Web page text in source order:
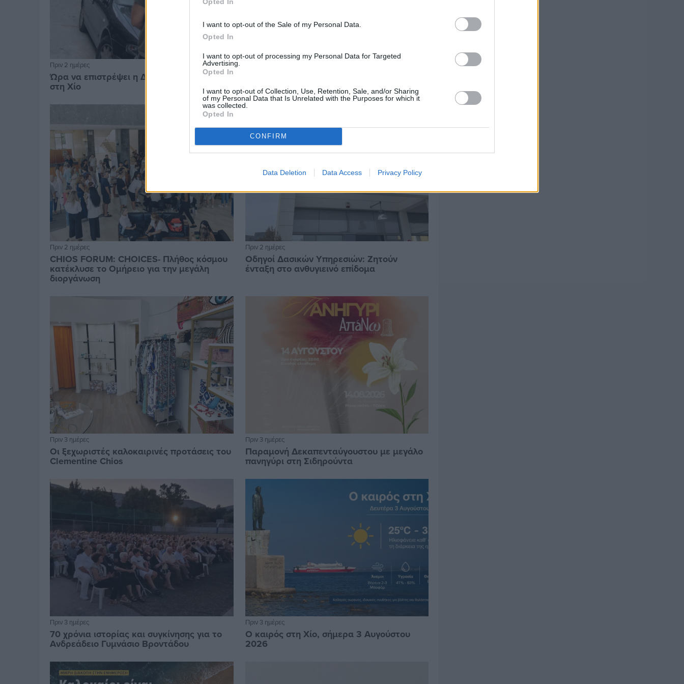
I want to opt-out of the Sale of my Personal Data.
Opted In
I want to opt-out of processing my Personal Data for Targeted
Advertising.
Opted In
I want to opt-out of Collection, Use, Retention, Sale, and/or Sharing
of my Personal Data that Is Unrelated with the Purposes for which it
was collected.
Opted In
CONFIRM
Data Deletion Data Access Privacy Policy
Πριν 2 ημέρες
Ώρα να επιστρέψει η Δημοτική Αστυνομία
στη Χίο «κόκκινο»
Πριν 2 ημέρες
CHIOS FORUM: CHOICES- Πλήθος κόσμου
κατέκλυσε το Ομήρειο για την μεγάλη
διοργάνωση
Πριν 2 ημέρες
Οδηγοί Δασικών Υπηρεσιών: Ζητούν
ένταξη στο ανθυγιεινό επίδομα
Πριν 3 ημέρες
Οι ξεχωριστές καλοκαιρινές προτάσεις του
Clementine Chios
Πριν 3 ημέρες
Παραμονή Δεκαπενταύγουστου με μεγάλο
πανηγύρι στη Σιδηρούντα
Πριν 3 ημέρες
70 χρόνια ιστορίας και συγκίνησης για το
Ανδρεάδειο Γυμνάσιο Βροντάδου
Πριν 3 ημέρες
Ο καιρός στη Χίο, σήμερα 3 Αυγούστου
2026